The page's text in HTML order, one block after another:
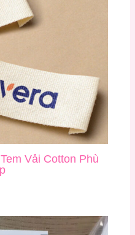
Vải Cotton Phù